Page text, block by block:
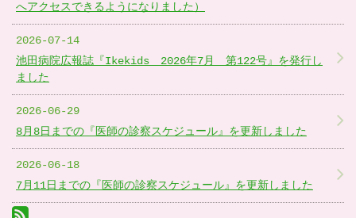
へアクセスできるようになりました）
2026-07-14
池田病院広報誌『Ikekids 2026年7月 第122号』を発行し
ました
2026-06-29
8月8日までの『医師の診察スケジュール』を更新しました
2026-06-18
7月11日までの『医師の診察スケジュール』を更新しました